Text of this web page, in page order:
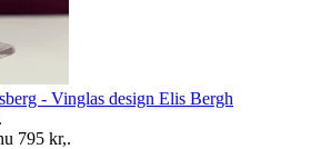
- Vinglas design Elis Bergh
.
795 kr,.